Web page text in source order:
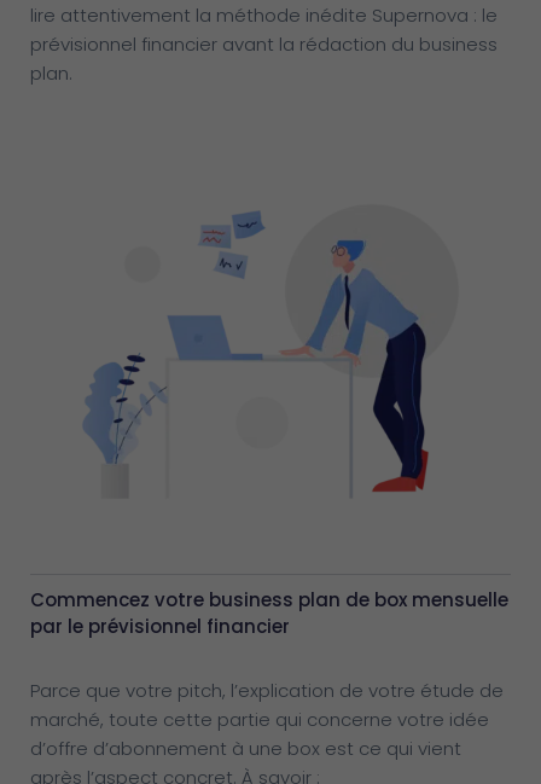
lire attentivement la méthode inédite Supernova : le
prévisionnel financier avant la rédaction du business
plan.
Commencez votre business plan de box mensuelle
par le prévisionnel financier
Parce que votre pitch, l’explication de votre étude de
marché, toute cette partie qui concerne votre idée
d’offre d’abonnement à une box est ce qui vient
après l’aspect concret. À savoir :